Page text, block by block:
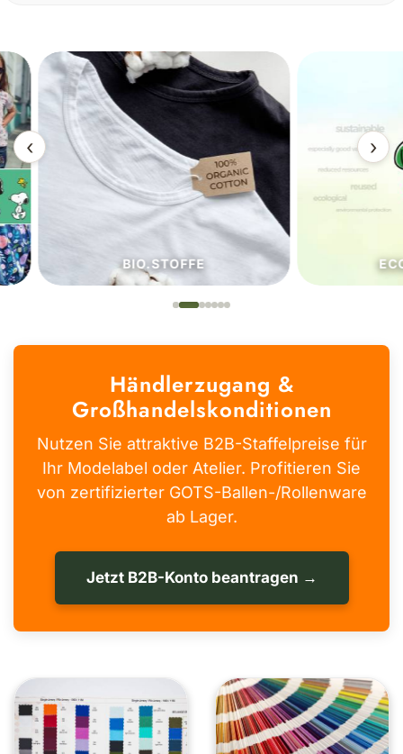
‹
BIO.STOFFE
›
Händlerzugang &
Großhandelskonditionen
Nutzen Sie attraktive B2B-Staffelpreise für
Ihr Modelabel oder Atelier. Profitieren Sie
von zertifizierter GOTS-Ballen-/Rollenware
ab Lager.
Jetzt B2B-Konto beantragen →